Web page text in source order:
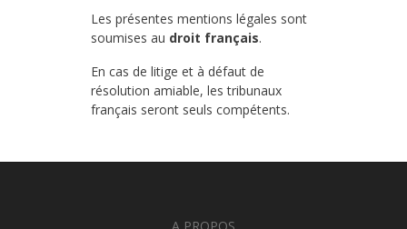
Les présentes mentions légales sont
soumises au droit français.
En cas de litige et à défaut de
résolution amiable, les tribunaux
français seront seuls compétents.